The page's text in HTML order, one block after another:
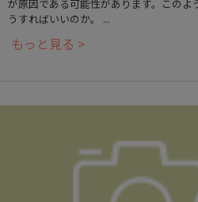
が原因である可能性があります。この
うすればいいのか。 ...
もっと見る >